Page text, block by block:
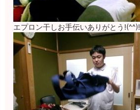
エプロン干しお手伝いありがとう!(^^)!